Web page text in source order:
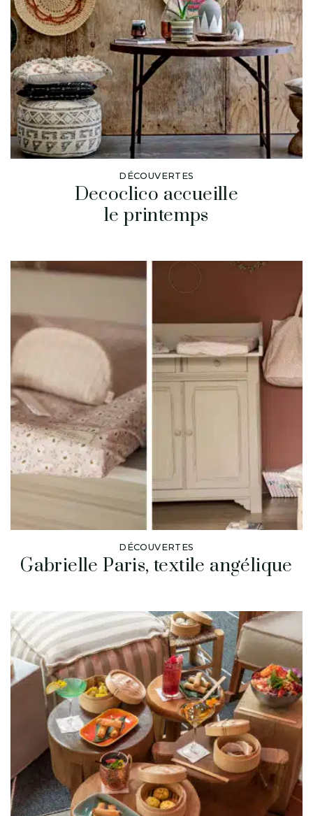
DÉCOUVERTES
Decoclico accueille
le printemps
DÉCOUVERTES
Gabrielle Paris, textile angélique